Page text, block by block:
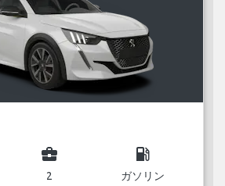
business_center
2
local_gas_station
ガソリン